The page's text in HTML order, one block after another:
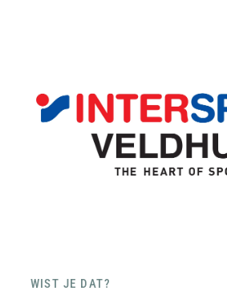
WIST JE DAT?